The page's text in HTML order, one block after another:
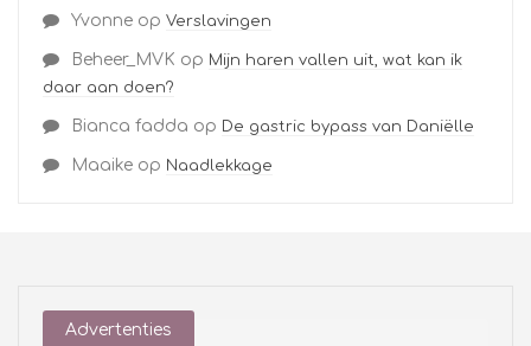
Yvonne op Verslavingen
Beheer_MVK op Mijn haren vallen uit, wat kan ik
daar aan doen?
Bianca fadda op De gastric bypass van Daniëlle
Maaike op Naadlekkage
Advertenties